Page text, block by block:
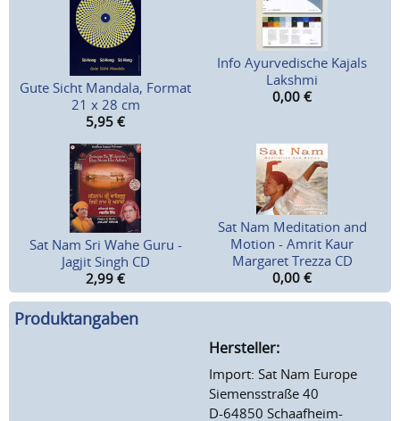
Gute Sicht Mandala, Format
21 x 28 cm
5,95 €
Info Ayurvedische Kajals
Lakshmi
0,00 €
Sat Nam Sri Wahe Guru -
Jagjit Singh CD
2,99 €
Sat Nam Meditation and
Motion - Amrit Kaur
Margaret Trezza CD
0,00 €
Produktangaben
Hersteller:
Import: Sat Nam Europe
Siemensstraße 40
D-64850 Schaafheim-